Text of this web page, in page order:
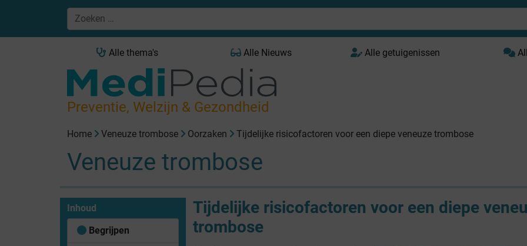
Alle thema's Alle Nieuws Alle getuigenissen
Preventie, Welzijn & Gezondheid
Home Veneuze trombose Oorzaken Tijdelijke risicofactoren voor een diepe veneuze trombose
Veneuze trombose
Inhoud
Begrijpen
Tijdelijke risicofactoren voor een diepe
trombose